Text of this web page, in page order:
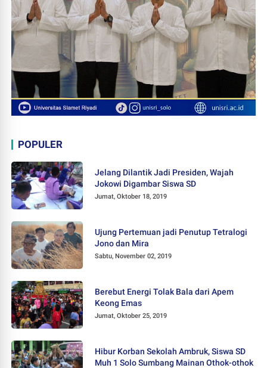
POPULER
Jelang Dilantik Jadi Presiden, Wajah
Jokowi Digambar Siswa SD
Jumat, Oktober 18, 2019
Ujung Pertemuan jadi Penutup Tetralogi
Jono dan Mira
Sabtu, November 02, 2019
Berebut Energi Tolak Bala dari Apem
Keong Emas
Jumat, Oktober 25, 2019
Hibur Korban Sekolah Ambruk, Siswa SD
Muh 1 Solo Sumbang Mainan Othok-othok